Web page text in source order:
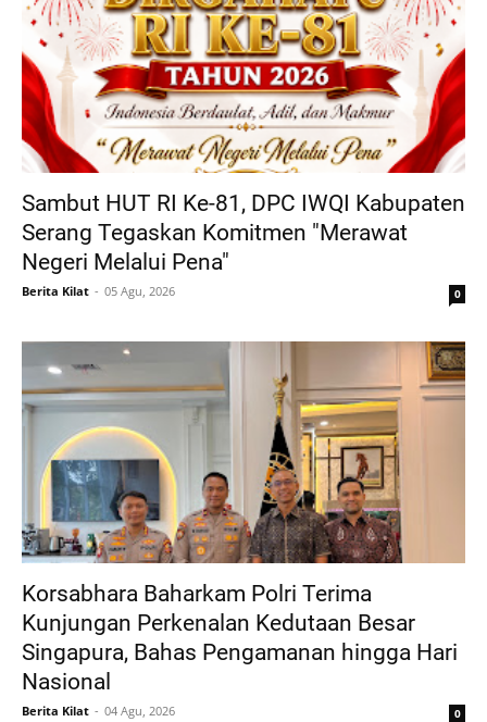
Sambut HUT RI Ke-81, DPC IWQI Kabupaten
Serang Tegaskan Komitmen "Merawat
Negeri Melalui Pena"
Berita Kilat 05 Agu, 2026 0
Korsabhara Baharkam Polri Terima
Kunjungan Perkenalan Kedutaan Besar
Singapura, Bahas Pengamanan hingga Hari
Nasional
Berita Kilat 04 Agu, 2026 0